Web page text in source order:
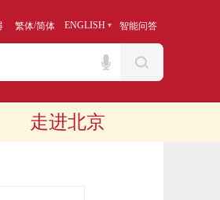
繁体/简体 ENGLISH 智能问答
走进北京